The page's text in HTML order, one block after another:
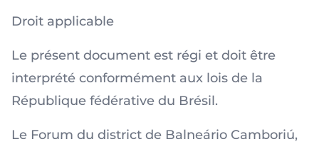
Droit applicable
Le présent document est régi et doit être
interprété conformément aux lois de la
République fédérative du Brésil.
Le Forum du district de Balneário Camboriú,